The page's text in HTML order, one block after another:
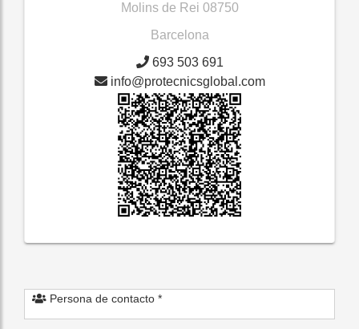
Molins de Rei 08750
Barcelona
693 503 691
info@protecnicsglobal.com
Persona de contacto *